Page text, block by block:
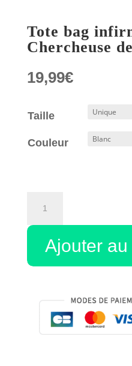
Tote bag
Chercheuse
19,99€
Taille
Couleur
Chercheuse
Ajouter